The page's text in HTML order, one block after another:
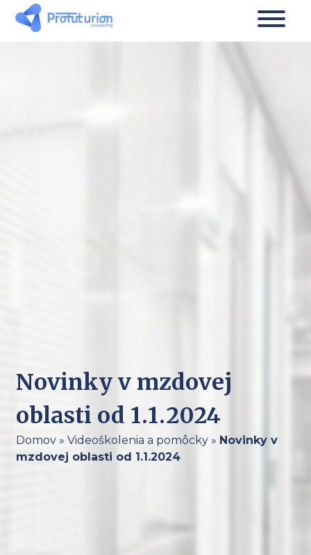
Novinky v mzdovej
oblasti od 1.1.2024
Domov» Videoškolenia a pomôcky» Novinky v
mzdovej oblasti od 1.1.2024